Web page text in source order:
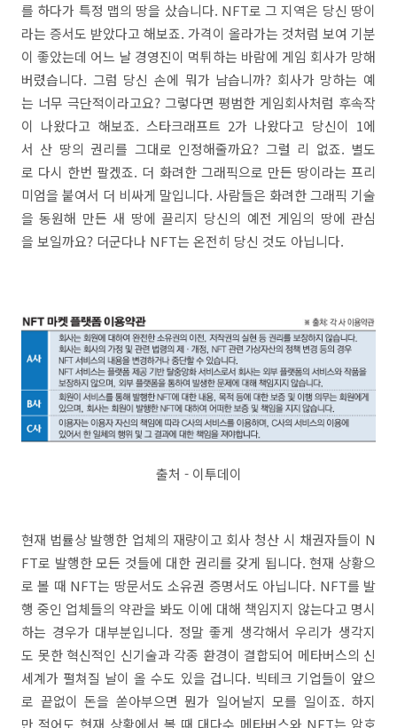
를 하다가 특정 맵의 땅을 샀습니다. NFT로 그 지역은 당신 땅이
라는 증서도 받았다고 해보죠. 가격이 올라가는 것처럼 보여 기분
이 좋았는데 어느 날 경영진이 먹튀하는 바람에 게임 회사가 망해
버렸습니다. 그럼 당신 손에 뭐가 남습니까? 회사가 망하는 예
는 너무 극단적이라고요? 그렇다면 평범한 게임회사처럼 후속작
이 나왔다고 해보죠. 스타크래프트 2가 나왔다고 당신이 1에
서 산 땅의 권리를 그대로 인정해줄까요? 그럴 리 없죠. 별도
로 다시 한번 팔겠죠. 더 화려한 그래픽으로 만든 땅이라는 프리
미엄을 붙여서 더 비싸게 말입니다. 사람들은 화려한 그래픽 기술
을 동원해 만든 새 땅에 끌리지 당신의 예전 게임의 땅에 관심
을 보일까요? 더군다나 NFT는 온전히 당신 것도 아닙니다.
출처 - 이투데이
현재 법률상 발행한 업체의 재량이고 회사 청산 시 채권자들이 N
FT로 발행한 모든 것들에 대한 권리를 갖게 됩니다. 현재 상황으
로 볼 때 NFT는 땅문서도 소유권 증명서도 아닙니다. NFT를 발
행 중인 업체들의 약관을 봐도 이에 대해 책임지지 않는다고 명시
하는 경우가 대부분입니다. 정말 좋게 생각해서 우리가 생각지
도 못한 혁신적인 신기술과 각종 환경이 결합되어 메타버스의 신
세계가 펼쳐질 날이 올 수도 있을 겁니다. 빅테크 기업들이 앞으
로 끝없이 돈을 쏟아부으면 뭔가 일어날지 모를 일이죠. 하지
만 적어도 현재 상황에서 볼 때 대다수 메타버스와 NFT는 암호